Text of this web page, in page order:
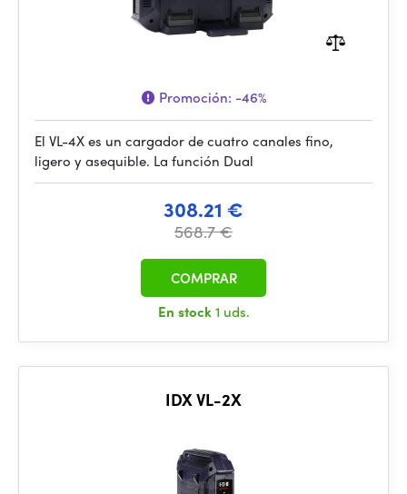
Promoción: -46%
El VL-4X es un cargador de cuatro canales fino,
ligero y asequible. La función Dual
308.21 €
568.7 €
En stock1 uds.
COMPRAR
IDX VL-2X